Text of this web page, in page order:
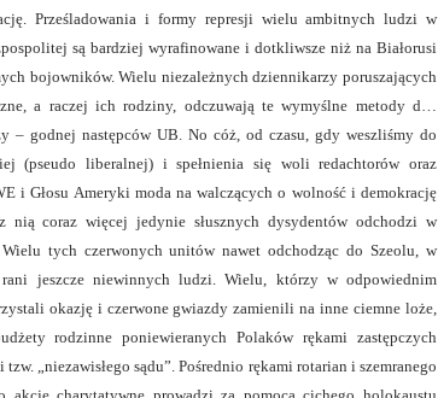
Prześladowania i formy represji wielu ambitnych ludzi w
są bardziej wyrafinowane i dotkliwsze niż na Białorusi
bojowników. Wielu niezależnych dziennikarzy poruszających
a raczej ich rodziny, odczuwają te wymyślne metody d…
– godnej następców UB. No cóż, od czasu, gdy weszliśmy do
(pseudo liberalnej) i spełnienia się woli redachtorów oraz
i Głosu Ameryki moda na walczących o wolność i demokrację
nią coraz więcej jedynie słusznych dysydentów odchodzi w
tych czerwonych unitów nawet odchodząc do Szeolu, w
jeszcze niewinnych ludzi. Wielu, którzy w odpowiednim
okazję i czerwone gwiazdy zamienili na inne ciemne loże,
rodzinne poniewieranych Polaków rękami zastępczych
tzw. „niezawisłego sądu”. Pośrednio rękami rotarian i szemranego